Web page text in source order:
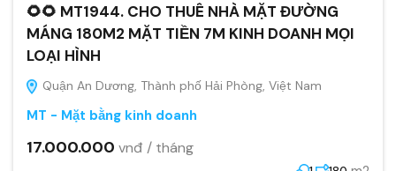
🌻🌻 MT1944. CHO THUÊ NHÀ MẶT ĐƯỜNG
MÁNG 180M2 MẶT TIỀN 7M KINH DOANH MỌI
LOẠI HÌNH
Quận An Dương, Thành phố Hải Phòng, Việt Nam
MT - Mặt bằng kinh doanh
17.000.000 vnđ / tháng